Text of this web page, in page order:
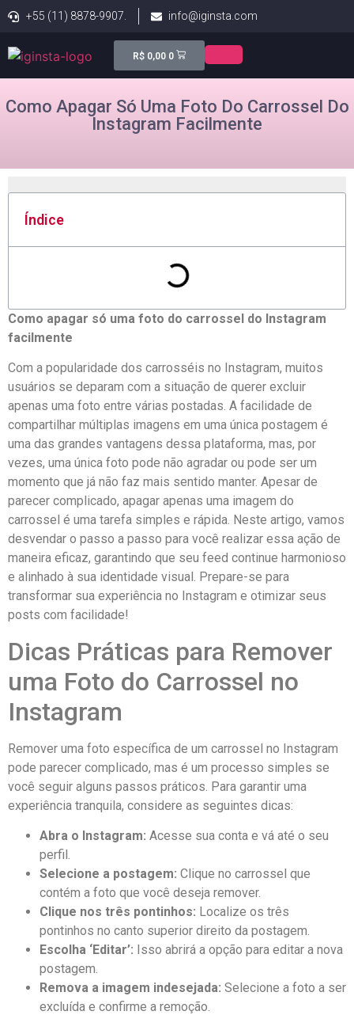
+55 (11) 8878-9907. info@iginsta.com
R$ 0,00 0
Como Apagar Só Uma Foto Do Carrossel Do
Instagram Facilmente
Índice
Como apagar só uma foto do carrossel do Instagram
facilmente
Com a popularidade dos carrosséis no Instagram,‍ muitos
‍usuários se ‍deparam com a situação ⁤de querer excluir
apenas uma foto entre várias‍ postadas. A⁣ facilidade ​de
⁤compartilhar múltiplas imagens em‌ uma única postagem é
uma das ⁤grandes⁤ vantagens dessa​ plataforma, mas, por
vezes, uma única ⁤foto pode não agradar ou pode ser um
‌momento ‌que já não faz mais ‍sentido manter. Apesar de
parecer complicado, apagar apenas uma imagem do
carrossel é uma tarefa simples e ‌rápida.‌ Neste artigo, vamos
desvendar⁢ o passo a ⁣passo para você ⁣realizar essa ação de
maneira eficaz, garantindo⁢ que seu ⁤feed continue ⁢harmonioso
e alinhado à‌ sua identidade visual. Prepare-se para
⁤transformar sua experiência no Instagram e otimizar seus
⁤posts com facilidade!
Dicas Práticas⁢ para Remover
uma Foto do ⁣Carrossel no
Instagram
Remover uma foto específica de ‍um carrossel⁣ no Instagram
pode parecer complicado,‌ mas é um ‍processo simples se
você seguir alguns passos‌ práticos. Para garantir uma
experiência tranquila, considere as seguintes dicas:
Abra o Instagram: Acesse sua conta‍ e vá até ⁢o ⁢seu
perfil.
Selecione a postagem: Clique no carrossel ⁢que
contém a foto ‍que ‍você deseja‌ remover.
Clique nos três ​pontinhos: Localize os três
pontinhos no canto superior direito da postagem.
Escolha ‘Editar’: Isso abrirá a opção para editar⁣ a nova‌
postagem.
Remova‌ a imagem indesejada: Selecione a foto a ser
excluída e confirme a remoção.